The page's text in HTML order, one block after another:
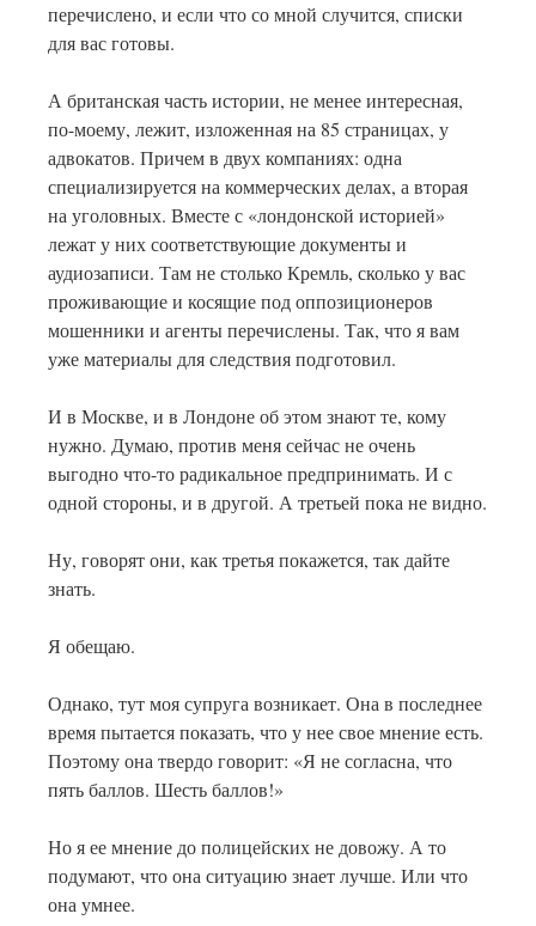
перечислено, и если что со мной случится, списки
для вас готовы.
А британская часть истории, не менее интересная,
по-моему, лежит, изложенная на 85 страницах, у
адвокатов. Причем в двух компаниях: одна
специализируется на коммерческих делах, а вторая
на уголовных. Вместе с «лондонской историей»
лежат у них соответствующие документы и
аудиозаписи. Там не столько Кремль, сколько у вас
проживающие и косящие под оппозиционеров
мошенники и агенты перечислены. Так, что я вам
уже материалы для следствия подготовил.
И в Москве, и в Лондоне об этом знают те, кому
нужно. Думаю, против меня сейчас не очень
выгодно что-то радикальное предпринимать. И с
одной стороны, и в другой. А третьей пока не видно.
Ну, говорят они, как третья покажется, так дайте
знать.
Я обещаю.
Однако, тут моя супруга возникает. Она в последнее
время пытается показать, что у нее свое мнение есть.
Поэтому она твердо говорит: «Я не согласна, что
пять баллов. Шесть баллов!»
Но я ее мнение до полицейских не довожу. А то
подумают, что она ситуацию знает лучше. Или что
она умнее.